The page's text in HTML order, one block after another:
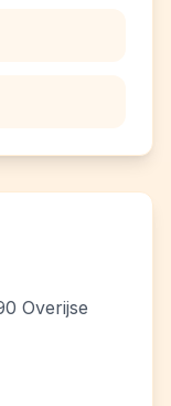
Overijse